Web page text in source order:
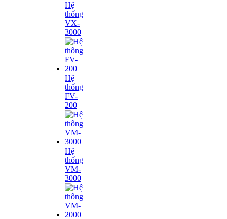
Hệ
thống
VX-
3000
Hệ
thống
FV-
200
Hệ
thống
VM-
3000